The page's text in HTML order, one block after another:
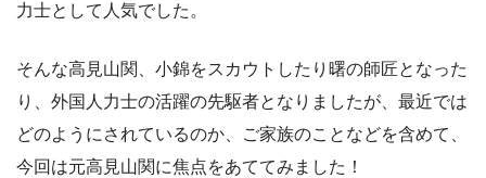
力士として人気でした。
そんな高見山関、小錦をスカウトしたり曙の師匠となった
り、外国人力士の活躍の先駆者となりましたが、最近では
どのようにされているのか、ご家族のことなどを含めて、
今回は元高見山関に焦点をあててみました！